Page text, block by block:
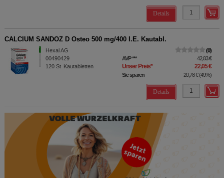
Details
CALCIUM SANDOZ D Osteo 500 mg/400 I.E. Kautabl.
Hexal AG
00490429
120 St Kautabletten
0
AVP*** 42,83 €
Unser Preis* 22,05 €
Sie sparen 20,78 €(49%)
Details